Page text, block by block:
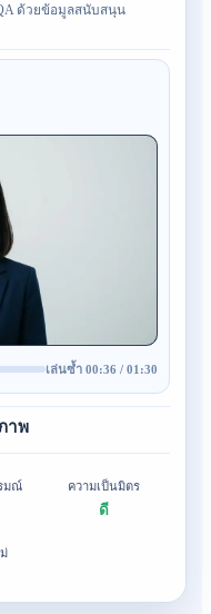
ด้วยข้อมูลสนับสนุน
เล่นซ้ำ 00:36 / 01:30
าพ
มณ์ ความเป็นมิตร
ดี